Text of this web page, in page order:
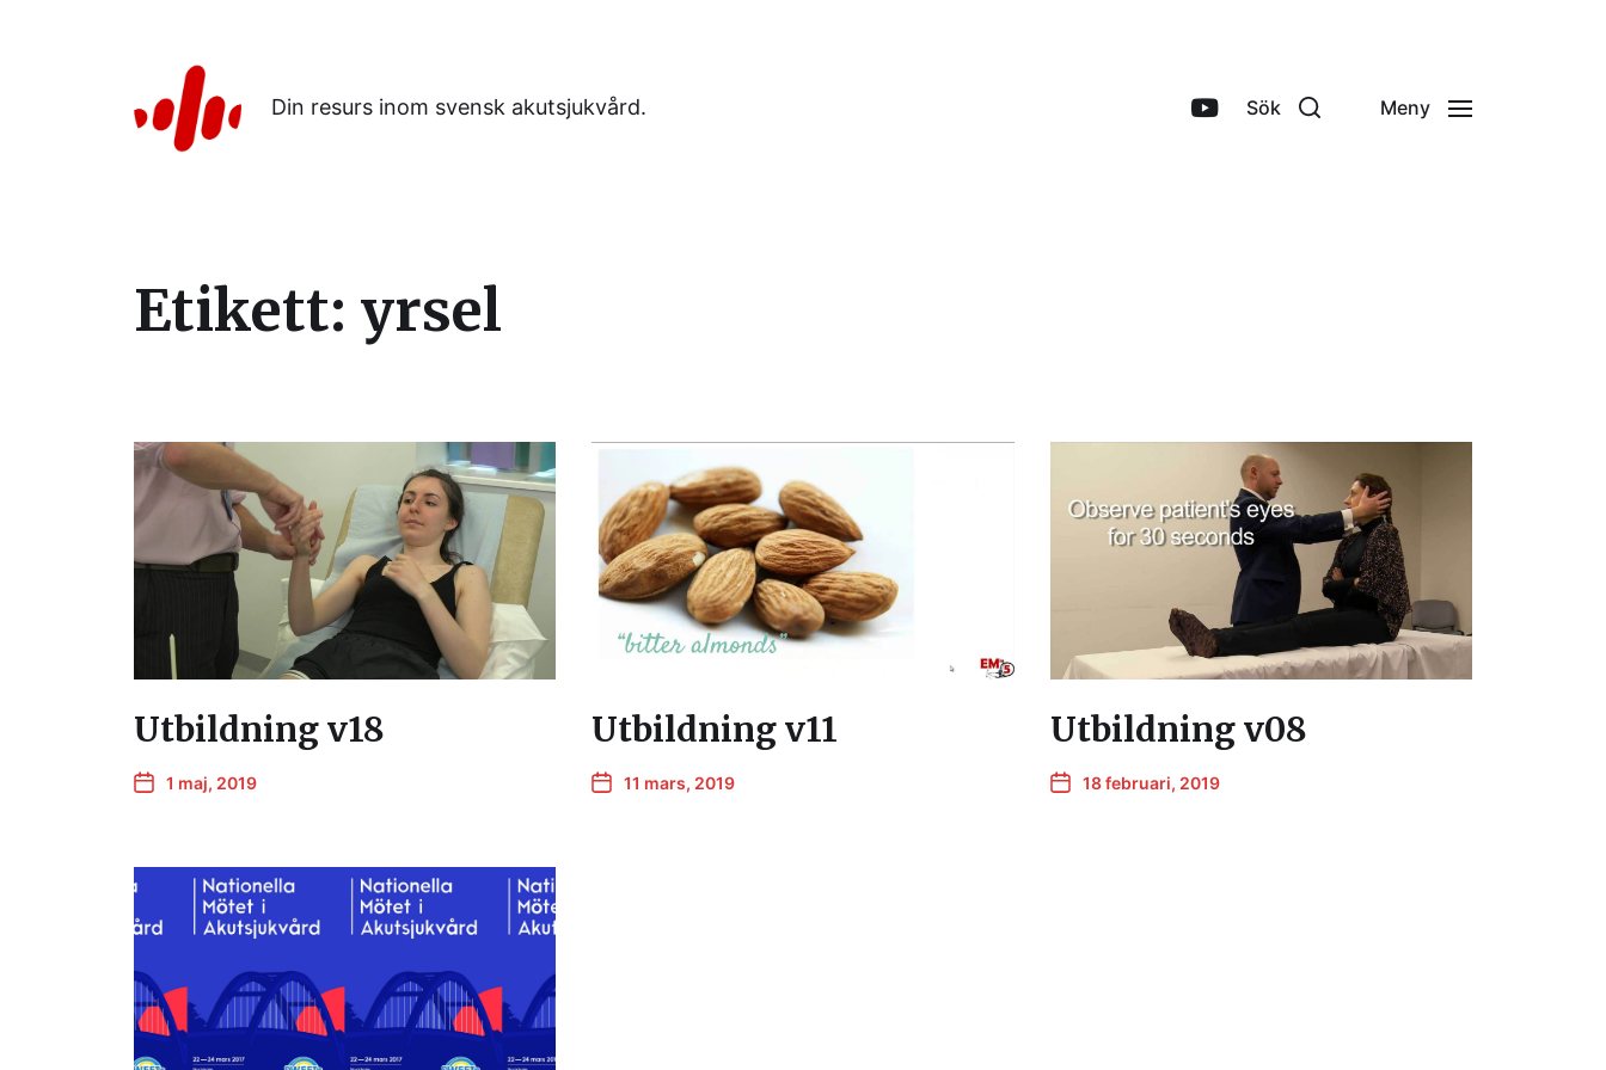
Din resurs inom svensk akutsjukvård. Sök Meny
Etikett: yrsel
Utbildning v18
1 maj, 2019
Utbildning v11
11 mars, 2019
Utbildning v08
18 februari, 2019